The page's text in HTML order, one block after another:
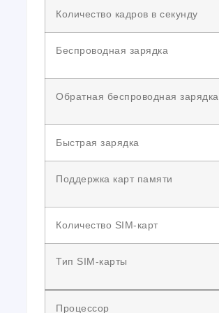
Количество кадров в секунду
Беспроводная зарядка
Обратная беспроводная зарядка
Быстрая зарядка
Поддержка карт памяти
Количество SIM-карт
Тип SIM-карты
Процессор